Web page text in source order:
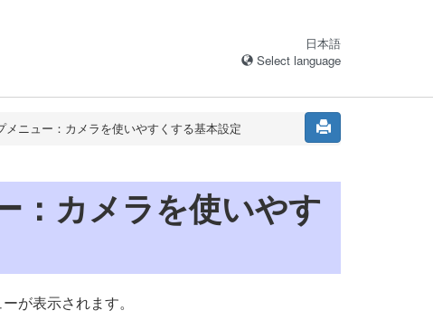
日本語
Select language
メニュー：カメラを使いやすくする基本設定
：カメラを使いやす
が表示されます。